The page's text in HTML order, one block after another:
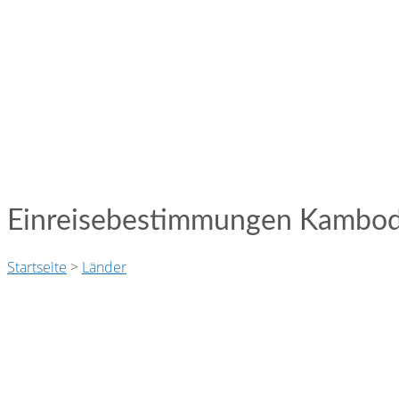
Einreisebestimmungen
Startseite > Länder